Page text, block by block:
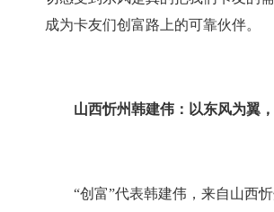
成为卡友们创富路上的可靠伙伴。
山西忻州韩建伟：以东风为翼
“创富”代表韩建伟，来自山西